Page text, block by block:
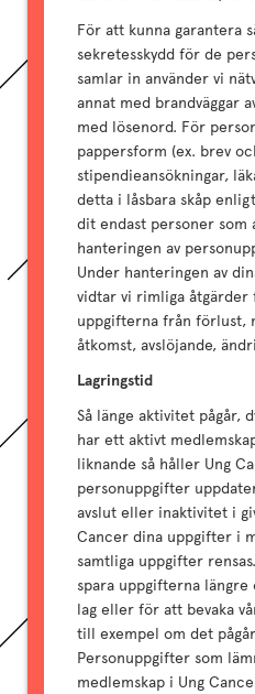
För att kunna garantera
sekretesskydd för de
samlar in använder vi
annat med brandväggar
med lösenord. För
pappersform (ex. brev
stipendieansökningar,
detta i låsbara skåp
dit endast personer som
hanteringen av
Under hanteringen av
vidtar vi rimliga åtgärder
uppgifterna från förlust,
åtkomst, avslöjande,
Lagringstid
Så länge aktivitet pågår,
har ett aktivt
liknande så håller Ung
personuppgifter
avslut eller inaktivitet i
Cancer dina uppgifter i
samtliga uppgifter
spara uppgifterna längre
lag eller för att bevaka
till exempel om det
Personuppgifter som
medlemskap i Ung